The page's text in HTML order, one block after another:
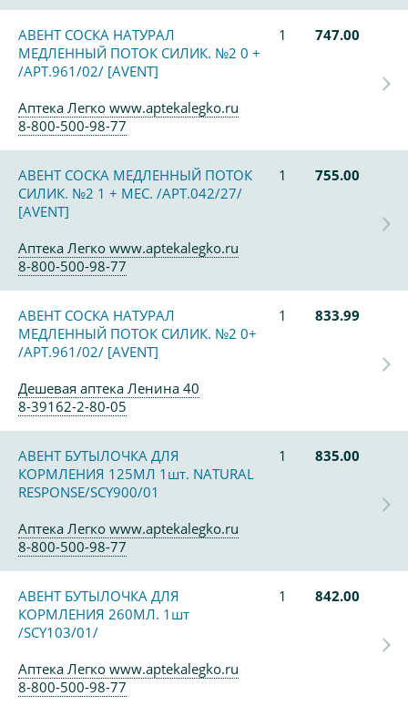
АВЕНТ СОСКА НАТУРАЛ
МЕДЛЕННЫЙ ПОТОК СИЛИК. №2 0 +
/АРТ.961/02/ [AVENT]
1 747.00
Аптека Легко www.aptekalegko.ru
8-800-500-98-77
АВЕНТ СОСКА МЕДЛЕННЫЙ ПОТОК
СИЛИК. №2 1 + МЕС. /АРТ.042/27/
[AVENT]
1 755.00
Аптека Легко www.aptekalegko.ru
8-800-500-98-77
АВЕНТ СОСКА НАТУРАЛ
МЕДЛЕННЫЙ ПОТОК СИЛИК. №2 0+
/АРТ.961/02/ [AVENT]
1 833.99
Дешевая аптека Ленина 40
8-39162-2-80-05
АВЕНТ БУТЫЛОЧКА ДЛЯ
КОРМЛЕНИЯ 125МЛ 1шт. NATURAL
RESPONSE/SCY900/01
1 835.00
Аптека Легко www.aptekalegko.ru
8-800-500-98-77
АВЕНТ БУТЫЛОЧКА ДЛЯ
КОРМЛЕНИЯ 260МЛ. 1шт
/SCY103/01/
1 842.00
Аптека Легко www.aptekalegko.ru
8-800-500-98-77